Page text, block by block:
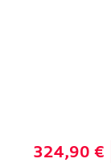
Verkaufspreis:
324,90 €